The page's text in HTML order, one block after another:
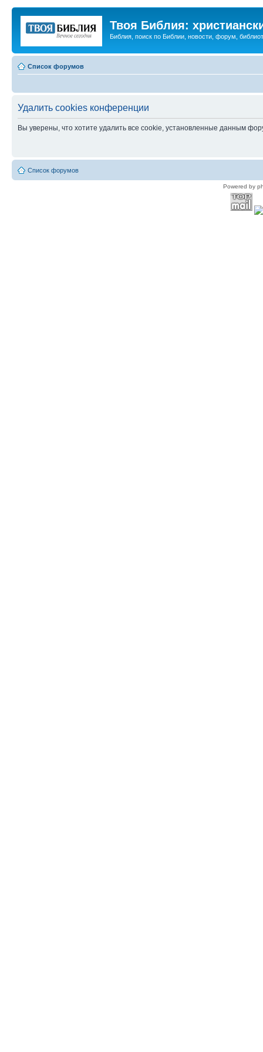
Твоя Библия:
Библия, поиск по Библии, новости, форум,
Список форумов
Удалить cookies конференции
Вы уверены, что хотите удалить все cookie, установленные данным
Список форумов
Powered by